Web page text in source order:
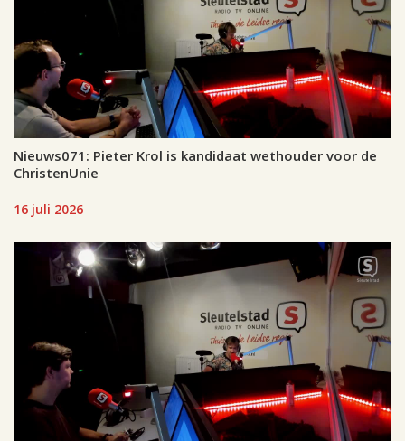
Nieuws071: Pieter Krol is kandidaat wethouder voor de
ChristenUnie
16 juli 2026